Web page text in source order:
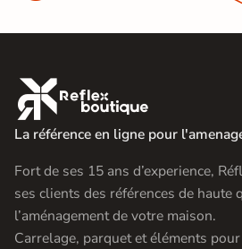

La référence en ligne pour
Fort de ses 15 ans d’experience,
ses clients des références de haute
l’aménagement de votre maison.
Carrelage, parquet et éléments